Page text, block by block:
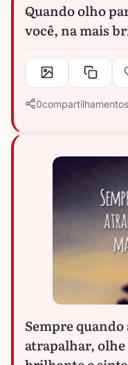
Quando olho
você, na mais
0compartilhamentos
Sempre
atrapalhar, olhe